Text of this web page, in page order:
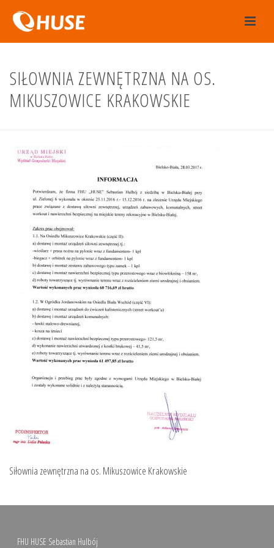
SIŁOWNIA ZEWNĘTRZNA NA OS.
MIKUSZOWICE KRAKOWSKIE
Siłownia zewnętrzna na os. Mikuszowice Krakowskie
FHU HUSE Sebastian Hulbój